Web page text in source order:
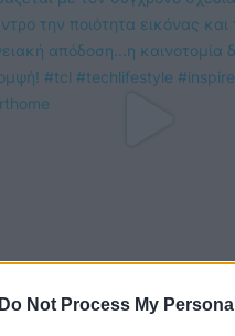
Do Not Process My Personal